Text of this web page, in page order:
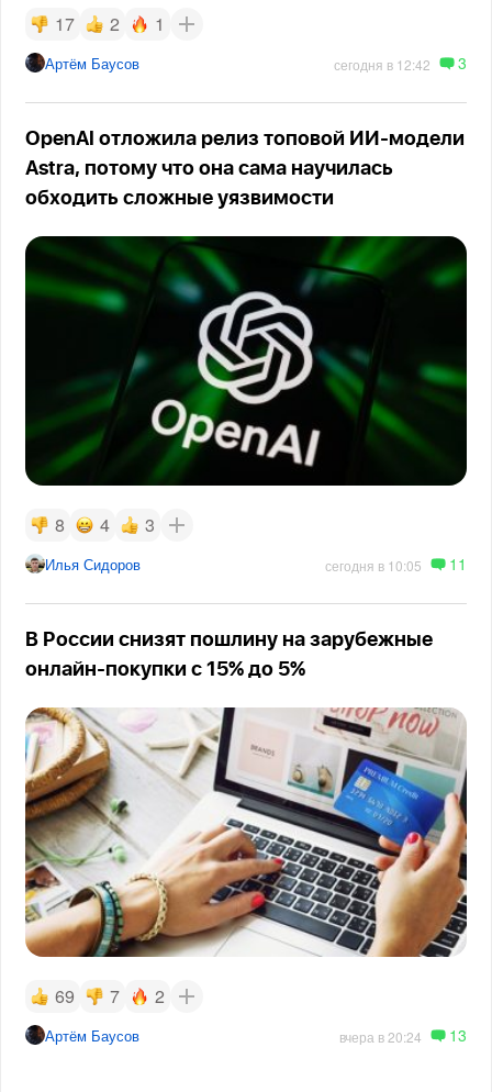
17 2 1
Артём Баусов сегодня в 12:42 3
OpenAI отложила релиз топовой ИИ-модели
Astra, потому что она сама научилась
обходить сложные уязвимости
8 4 3
Илья Сидоров сегодня в 10:05 11
В России снизят пошлину на зарубежные
онлайн-покупки с 15% до 5%
69 7 2
Артём Баусов вчера в 20:24 13